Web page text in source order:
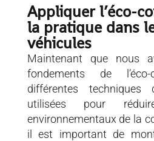
Appliquer l’éco-
la pratique dans
véhicules
Maintenant que nous
fondements de
différentes
utilisées pour
environnementaux de la
il est important de